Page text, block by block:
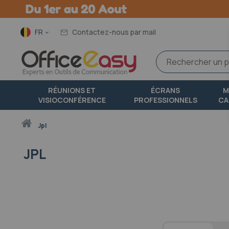
Langue
FR Contactez-nous par mail
RÉUNIONS ET
VISIOCONFÉRENCE
ÉCRANS
PROFESSIONNELS
Accueil
jpl
JPL